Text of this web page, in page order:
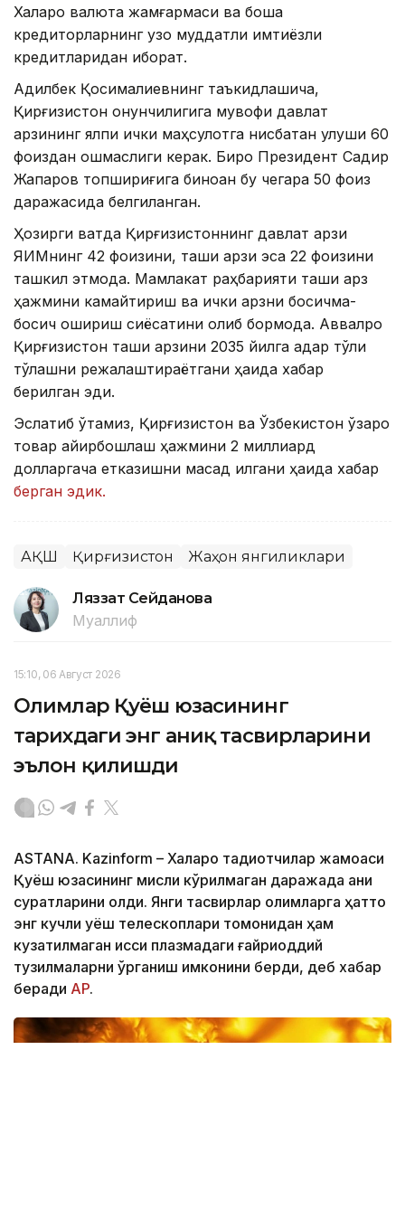
Халқаро валюта жамғармаси ва бошқа
кредиторларнинг узоқ муддатли имтиёзли
кредитларидан иборат.
Адилбек Қосималиевнинг таъкидлашича,
Қирғизистон қонунчилигига мувофиқ давлат
қарзининг ялпи ички маҳсулотга нисбатан улуши 60
фоиздан ошмаслиги керак. Бироқ Президент Садир
Жапаров топшириғига биноан бу чегара 50 фоиз
даражасида белгиланган.
Ҳозирги вақтда Қирғизистоннинг давлат қарзи
ЯИМнинг 42 фоизини, ташқи қарзи эса 22 фоизини
ташкил этмоқда. Мамлакат раҳбарияти ташқи қарз
ҳажмини камайтириш ва ички қарзни босқичма-
босқич ошириш сиёсатини олиб бормоқда. Аввалроқ
Қирғизистон ташқи қарзини 2035 йилга қадар тўлиқ
тўлашни режалаштираётгани ҳақида хабар
берилган эди.
Эслатиб ўтамиз, Қирғизистон ва Ўзбекистон ўзаро
товар айирбошлаш ҳажмини 2 миллиард
долларгача етказишни мақсад қилгани ҳақида хабар
берган эдик.
АҚШ Қирғизистон Жаҳон янгиликлари
Ляззат Сейданова
Муаллиф
15:10, 06 Август 2026
Олимлар Қуёш юзасининг
тарихдаги энг аниқ тасвирларини
эълон қилишди
ASTANА. Kazinform – Халқаро тадқиқотчилар жамоаси
Қуёш юзасининг мисли кўрилмаган даражада аниқ
суратларини олди. Янги тасвирлар олимларга ҳатто
энг кучли қуёш телескоплари томонидан ҳам
кузатилмаган иссиқ плазмадаги ғайриоддий
тузилмаларни ўрганиш имконини берди, деб хабар
беради АP.